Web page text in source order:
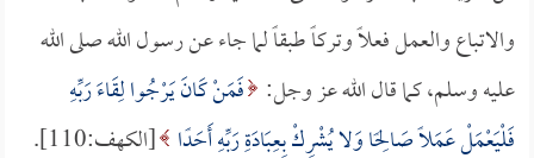
والاتباع والعمل فعلاً وتركاً طبقاً لما جاء عن رسول الله صلى الله
عليه وسلم، كما قال الله عز وجل: فَمَنْ كَانَ يَرْجُوا لِقَاءَ رَبِّهِ
فَلْيَعْمَلْ عَمَلًا صَالِحًا وَلا يُشْرِكْ بِعِبَادَةِ رَبِّهِ أَحَدًا [الكهف:110].